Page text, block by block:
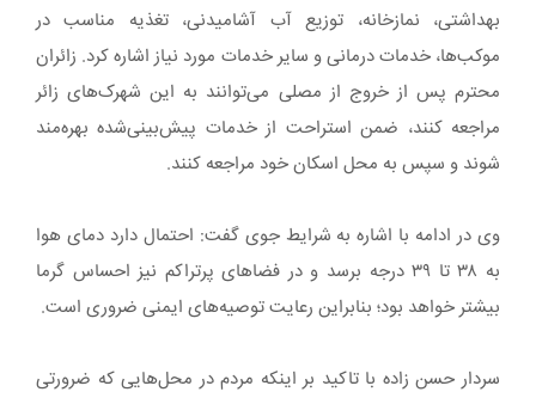
بهداشتی، نمازخانه، توزیع آب آشامیدنی، تغذیه مناسب در
موکب‌ها، خدمات درمانی و سایر خدمات مورد نیاز اشاره کرد. زائران
محترم پس از خروج از مصلی می‌توانند به این شهرک‌های زائر
مراجعه کنند، ضمن استراحت از خدمات پیش‌بینی‌شده بهره‌مند
شوند و سپس به محل اسکان خود مراجعه کنند.
وی در ادامه با اشاره به شرایط جوی گفت: احتمال دارد دمای هوا
به ۳۸ تا ۳۹ درجه برسد و در فضاهای پرتراکم نیز احساس گرما
بیشتر خواهد بود؛ بنابراین رعایت توصیه‌های ایمنی ضروری است.
سردار حسن زاده با تاکید بر اینکه مردم در محل‌هایی که ضرورتی